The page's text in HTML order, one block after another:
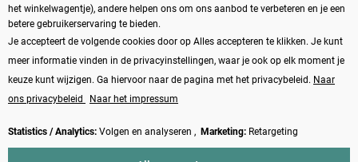
Informatie
Betaalmethoden
het winkelwagentje), andere helpen ons om ons aanbod te verbeteren en je een
betere gebruikerservaring te bieden.
Je accepteert de volgende cookies door op Alles accepteren te klikken. Je kunt
meer informatie vinden in de privacyinstellingen, waar je ook op elk moment je
keuze kunt wijzigen. Ga hiervoor naar de pagina met het privacybeleid. Naar
ons privacybeleid
Naar het impressum
Statistics / Analytics: Volgen en analyseren , Marketing: Retargeting